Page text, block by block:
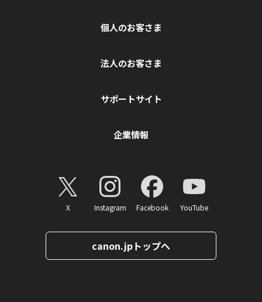
個人のお客さま
法人のお客さま
サポートサイト
企業情報
X Instagram Facebook YouTube
canon.jpトップへ